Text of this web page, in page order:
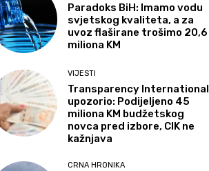
Paradoks BiH: Imamo vodu
svjetskog kvaliteta, a za
uvoz flaširane trošimo 20,6
miliona KM
VIJESTI
Transparency International
upozorio: Podijeljeno 45
miliona KM budžetskog
novca pred izbore, CIK ne
kažnjava
CRNA HRONIKA